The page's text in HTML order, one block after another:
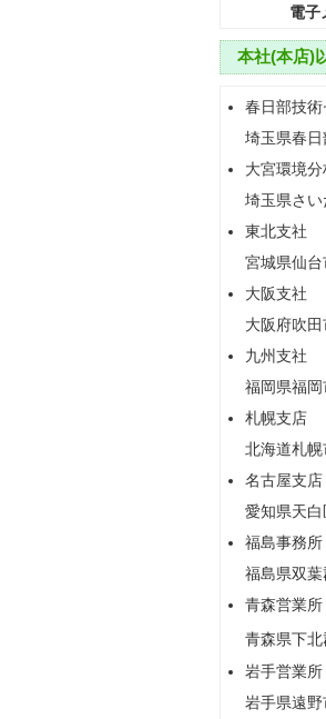
電子
本社(本店)
春日部技
埼玉県春
大宮環境
埼玉県さ
東北支社
宮城県仙
大阪支社
大阪府吹
九州支社
福岡県福
札幌支店
北海道札
名古屋支店
愛知県天
福島事務所
福島県双
青森営業所
青森県下
岩手営業所
岩手県遠